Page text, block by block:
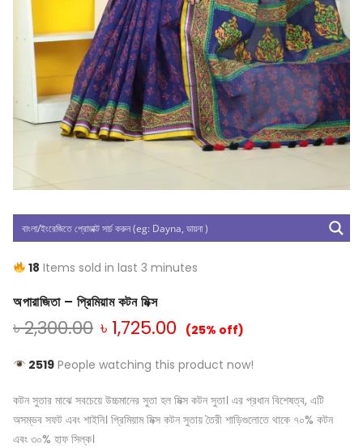
18 Items sold in last 3 minutes
অপারাজিতা – প্রিমিয়াম কটন মিক্স
৳2,300.00 ৳ 1,725.00 (25% off)
2519People watching this product now!
কটন সুতার মাঝে সবচেয়ে উচ্চমানের সুতা হল মিক্স কটন সুতা। এর প্রধান বিশেষত্ব, এটি
অসম্ভব সফট এবং শাইনি। প্রিমিয়াম মিক্স কটন সুতায় তৈরী শাড়িগুলোতে থাকে ৭০% কটন
এবং ৩০% হাফ সিল্ক।